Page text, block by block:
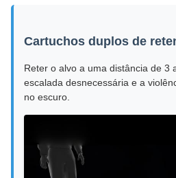
Cartuchos duplos de
Reter o alvo a uma distância de 3
escalada desnecessária e a
no escuro.